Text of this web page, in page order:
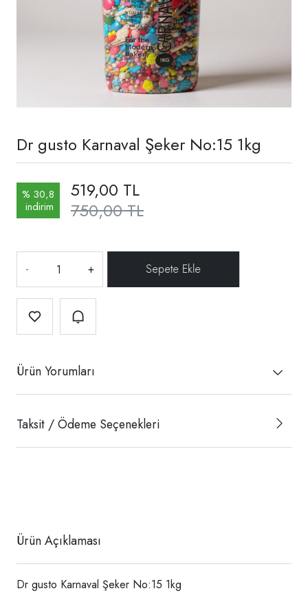
Dr gusto Karnaval Şeker No:15 1kg
% 30,8
indirim
750,00 TL
519,00 TL
- +
Ürün Yorumları
Taksit / Ödeme Seçenekleri
Ürün Açıklaması
Dr gusto Karnaval Şeker No:15 1kg